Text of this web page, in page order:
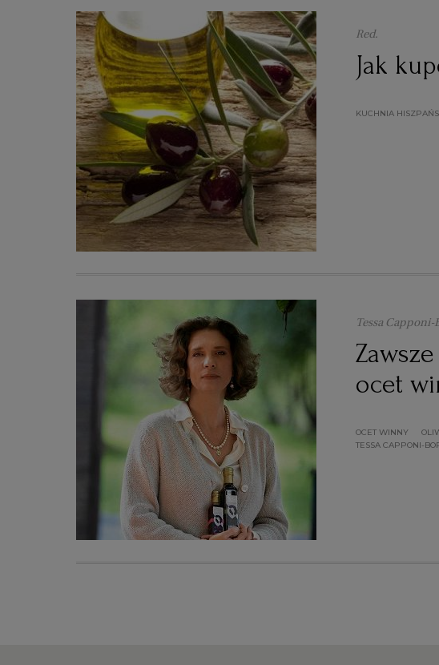
Red.
Jak
KUCHNIA
Tessa Capponi-
ocet
OCET WINNY
TESSA CAPPONI-